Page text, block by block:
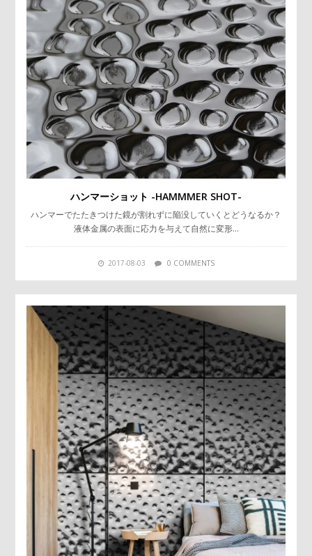
ハンマーショット -HAMMMER SHOT-
ハンマーでたたきつけた鏡が割れずに陥没していくとどうなるか？
液体金属の表面に応力を与えて自然に変形…
2017-08-03 0 COMMENTS